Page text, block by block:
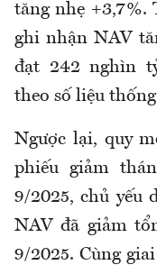
tăng nhẹ +3,7%.
ghi nhận NAV
đạt 242 nghìn
theo số liệu
Ngược lại, quy
phiếu giảm
9/2025, chủ yếu
NAV đã giảm
9/2025. Cùng